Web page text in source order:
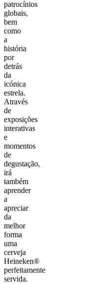
patrocínios
globais,
bem
como
a
história
por
detrás
da
icónica
estrela.
Através
de
exposições
interativas
e
momentos
de
degustação,
irá
também
aprender
a
apreciar
da
melhor
forma
uma
cerveja
Heineken®
perfeitamente
servida.